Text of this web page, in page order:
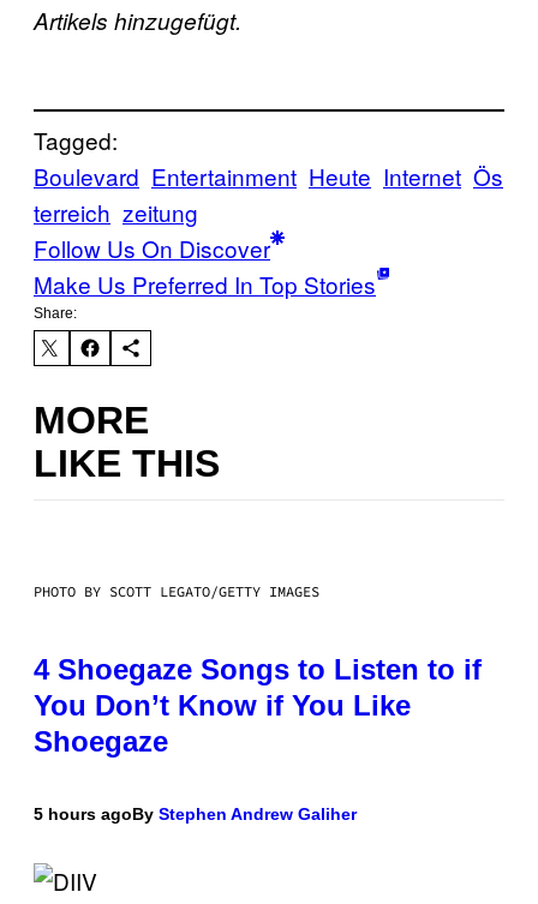
Artikels hinzugefügt.
Tagged:
Boulevard Entertainment Heute Internet Ös
terreich zeitung
Follow Us On Discover
Make Us Preferred In Top Stories
Share:
MORE
LIKE THIS
PHOTO BY SCOTT LEGATO/GETTY IMAGES
4 Shoegaze Songs to Listen to if
You Don’t Know if You Like
Shoegaze
5 hours agoBy Stephen Andrew Galiher